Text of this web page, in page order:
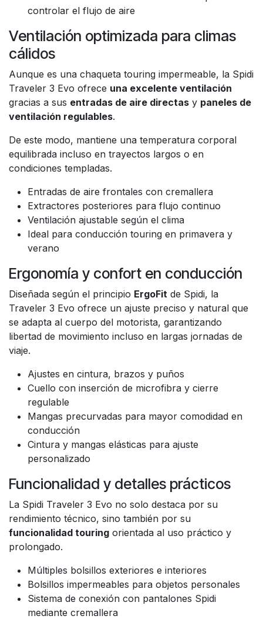
controlar el flujo de aire
Ventilación optimizada para climas
cálidos
Aunque es una chaqueta touring impermeable, la Spidi
Traveler 3 Evo ofrece una excelente ventilación
gracias a sus entradas de aire directas y paneles de
ventilación regulables.
De este modo, mantiene una temperatura corporal
equilibrada incluso en trayectos largos o en
condiciones templadas.
Entradas de aire frontales con cremallera
Extractores posteriores para flujo continuo
Ventilación ajustable según el clima
Ideal para conducción touring en primavera y
verano
Ergonomía y confort en conducción
Diseñada según el principio ErgoFit de Spidi, la
Traveler 3 Evo ofrece un ajuste preciso y natural que
se adapta al cuerpo del motorista, garantizando
libertad de movimiento incluso en largas jornadas de
viaje.
Ajustes en cintura, brazos y puños
Cuello con inserción de microfibra y cierre
regulable
Mangas precurvadas para mayor comodidad en
conducción
Cintura y mangas elásticas para ajuste
personalizado
Funcionalidad y detalles prácticos
La Spidi Traveler 3 Evo no solo destaca por su
rendimiento técnico, sino también por su
funcionalidad touring orientada al uso práctico y
prolongado.
Múltiples bolsillos exteriores e interiores
Bolsillos impermeables para objetos personales
Sistema de conexión con pantalones Spidi
mediante cremallera